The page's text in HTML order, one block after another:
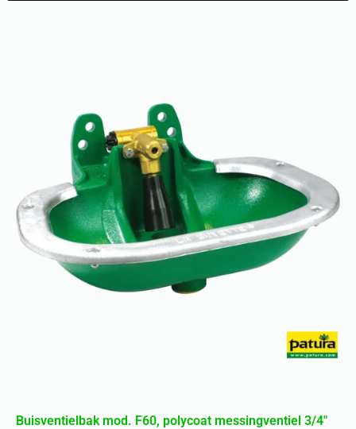
Buisventielbak mod. F60, polycoat messingventiel 3/4″